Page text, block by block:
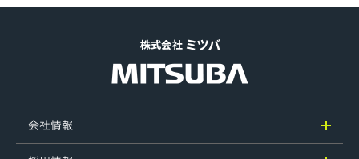
会社情報